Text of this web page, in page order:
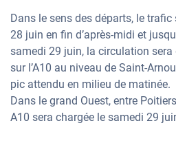
Dans le sens des départs, le
28 juin en fin d’après-midi et
samedi 29 juin, la circulation sera
sur l’A10 au niveau de Saint-
pic attendu en milieu de matinée.
Dans le grand Ouest, entre
A10 sera chargée le samedi 29